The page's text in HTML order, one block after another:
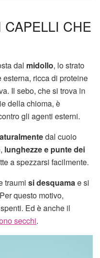
CAPELLI CHE
dal midollo, lo strato
esterna, ricca di proteine
Il sebo, che si trova in
della chioma, è
gli agenti esterni.
dal cuoio
lunghezze e punte dei
a spezzarsi facilmente.
traumi si desquamae si
questo motivo,
Ed è anche il
secchi.